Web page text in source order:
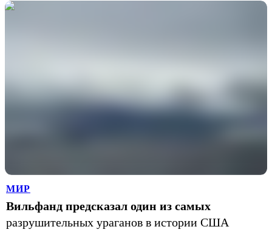
МИР
Вильфанд предсказал один из самых
разрушительных ураганов в истории США